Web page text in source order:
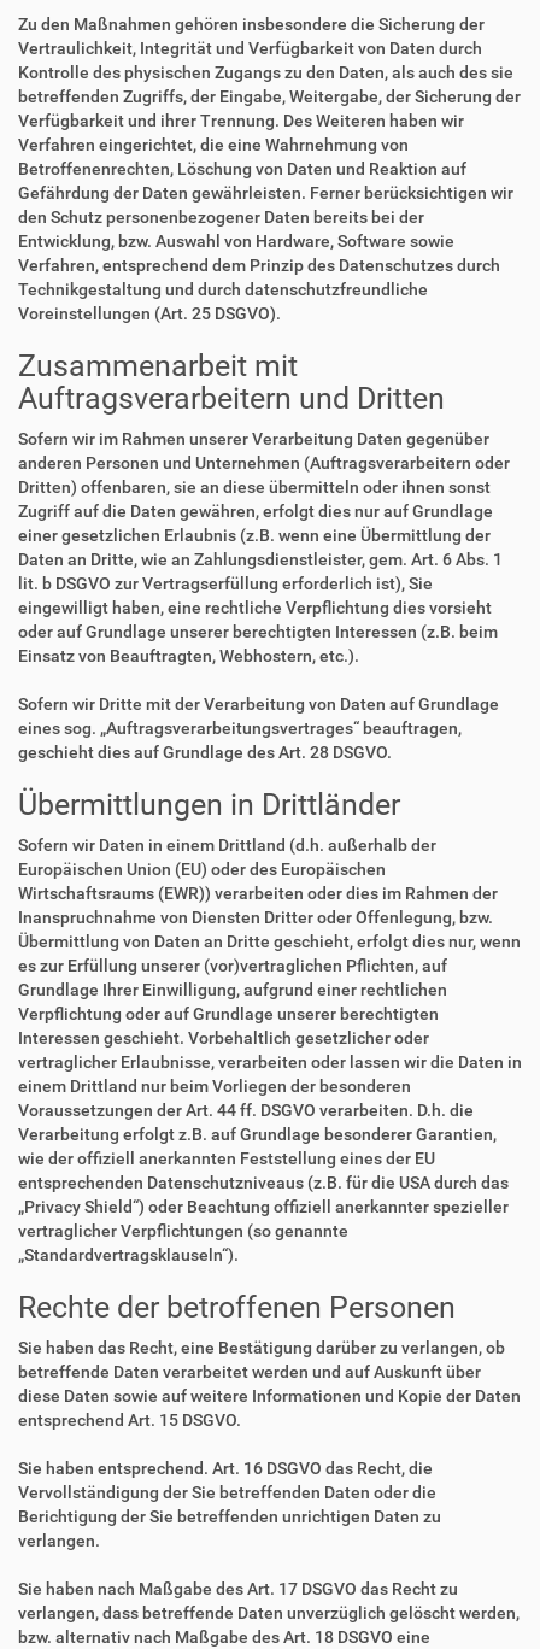
Zu den Maßnahmen gehören insbesondere die Sicherung der
Vertraulichkeit, Integrität und Verfügbarkeit von Daten durch
Kontrolle des physischen Zugangs zu den Daten, als auch des sie
betreffenden Zugriffs, der Eingabe, Weitergabe, der Sicherung der
Verfügbarkeit und ihrer Trennung. Des Weiteren haben wir
Verfahren eingerichtet, die eine Wahrnehmung von
Betroffenenrechten, Löschung von Daten und Reaktion auf
Gefährdung der Daten gewährleisten. Ferner berücksichtigen wir
den Schutz personenbezogener Daten bereits bei der
Entwicklung, bzw. Auswahl von Hardware, Software sowie
Verfahren, entsprechend dem Prinzip des Datenschutzes durch
Technikgestaltung und durch datenschutzfreundliche
Voreinstellungen (Art. 25 DSGVO).
Zusammenarbeit mit
Auftragsverarbeitern und Dritten
Sofern wir im Rahmen unserer Verarbeitung Daten gegenüber
anderen Personen und Unternehmen (Auftragsverarbeitern oder
Dritten) offenbaren, sie an diese übermitteln oder ihnen sonst
Zugriff auf die Daten gewähren, erfolgt dies nur auf Grundlage
einer gesetzlichen Erlaubnis (z.B. wenn eine Übermittlung der
Daten an Dritte, wie an Zahlungsdienstleister, gem. Art. 6 Abs. 1
lit. b DSGVO zur Vertragserfüllung erforderlich ist), Sie
eingewilligt haben, eine rechtliche Verpflichtung dies vorsieht
oder auf Grundlage unserer berechtigten Interessen (z.B. beim
Einsatz von Beauftragten, Webhostern, etc.).
Sofern wir Dritte mit der Verarbeitung von Daten auf Grundlage
eines sog. „Auftragsverarbeitungsvertrages“ beauftragen,
geschieht dies auf Grundlage des Art. 28 DSGVO.
Übermittlungen in Drittländer
Sofern wir Daten in einem Drittland (d.h. außerhalb der
Europäischen Union (EU) oder des Europäischen
Wirtschaftsraums (EWR)) verarbeiten oder dies im Rahmen der
Inanspruchnahme von Diensten Dritter oder Offenlegung, bzw.
Übermittlung von Daten an Dritte geschieht, erfolgt dies nur, wenn
es zur Erfüllung unserer (vor)vertraglichen Pflichten, auf
Grundlage Ihrer Einwilligung, aufgrund einer rechtlichen
Verpflichtung oder auf Grundlage unserer berechtigten
Interessen geschieht. Vorbehaltlich gesetzlicher oder
vertraglicher Erlaubnisse, verarbeiten oder lassen wir die Daten in
einem Drittland nur beim Vorliegen der besonderen
Voraussetzungen der Art. 44 ff. DSGVO verarbeiten. D.h. die
Verarbeitung erfolgt z.B. auf Grundlage besonderer Garantien,
wie der offiziell anerkannten Feststellung eines der EU
entsprechenden Datenschutzniveaus (z.B. für die USA durch das
„Privacy Shield“) oder Beachtung offiziell anerkannter spezieller
vertraglicher Verpflichtungen (so genannte
„Standardvertragsklauseln“).
Rechte der betroffenen Personen
Sie haben das Recht, eine Bestätigung darüber zu verlangen, ob
betreffende Daten verarbeitet werden und auf Auskunft über
diese Daten sowie auf weitere Informationen und Kopie der Daten
entsprechend Art. 15 DSGVO.
Sie haben entsprechend. Art. 16 DSGVO das Recht, die
Vervollständigung der Sie betreffenden Daten oder die
Berichtigung der Sie betreffenden unrichtigen Daten zu
verlangen.
Sie haben nach Maßgabe des Art. 17 DSGVO das Recht zu
verlangen, dass betreffende Daten unverzüglich gelöscht werden,
bzw. alternativ nach Maßgabe des Art. 18 DSGVO eine